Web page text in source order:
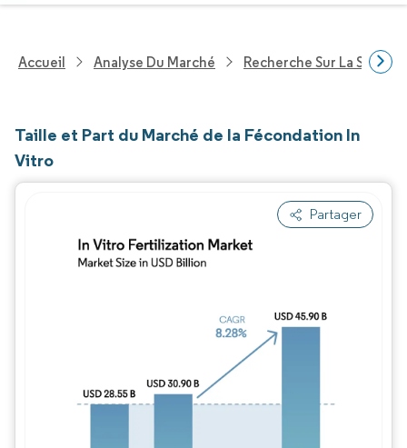
Accueil Analyse Du Marché Recherche Sur La Santé
Taille et Part du Marché de la Fécondation In
Vitro
Partager